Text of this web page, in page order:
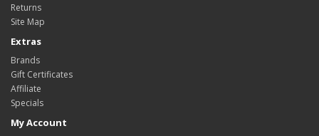
Returns
Site Map
Extras
Brands
Gift Certificates
Affiliate
Specials
My Account